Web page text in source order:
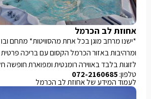
אחוזת לב הכרמל
ומרהיבות באזור הכרמל הקסום עם בריכה
לזוגות בלבד באווירה רומנטית ומפוארת חופשה
טלפון:072-2160685
לעמוד המידע של אחוזת לב הכרמל